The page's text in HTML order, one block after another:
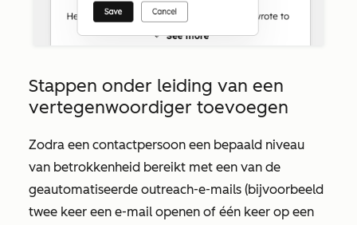
Stappen onder leiding van een
vertegenwoordiger toevoegen
Zodra een contactpersoon een bepaald niveau
van betrokkenheid bereikt met een van de
geautomatiseerde outreach-e-mails (bijvoorbeeld
twee keer een e-mail openen of één keer op een